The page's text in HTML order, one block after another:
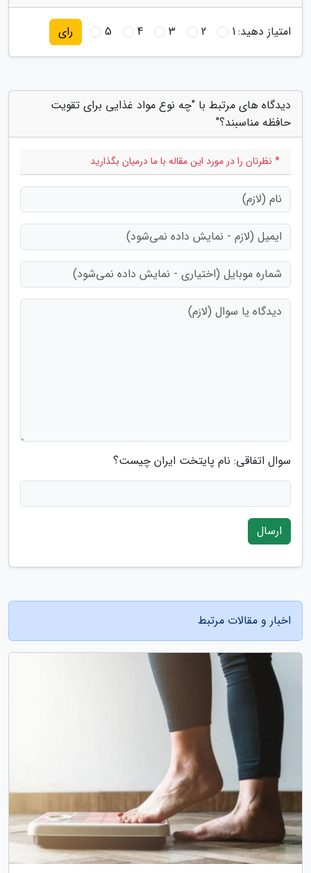
امتیاز دهید:1
2
3
4
5 رای
دیدگاه های مرتبط با "چه نوع مواد غذایی برای تقویت
حافظه مناسبند؟"
* نظرتان را در مورد این مقاله با ما درمیان بگذارید
سوال اتفاقی: نام پایتخت ایران چیست؟
ارسال
اخبار و مقالات مرتبط